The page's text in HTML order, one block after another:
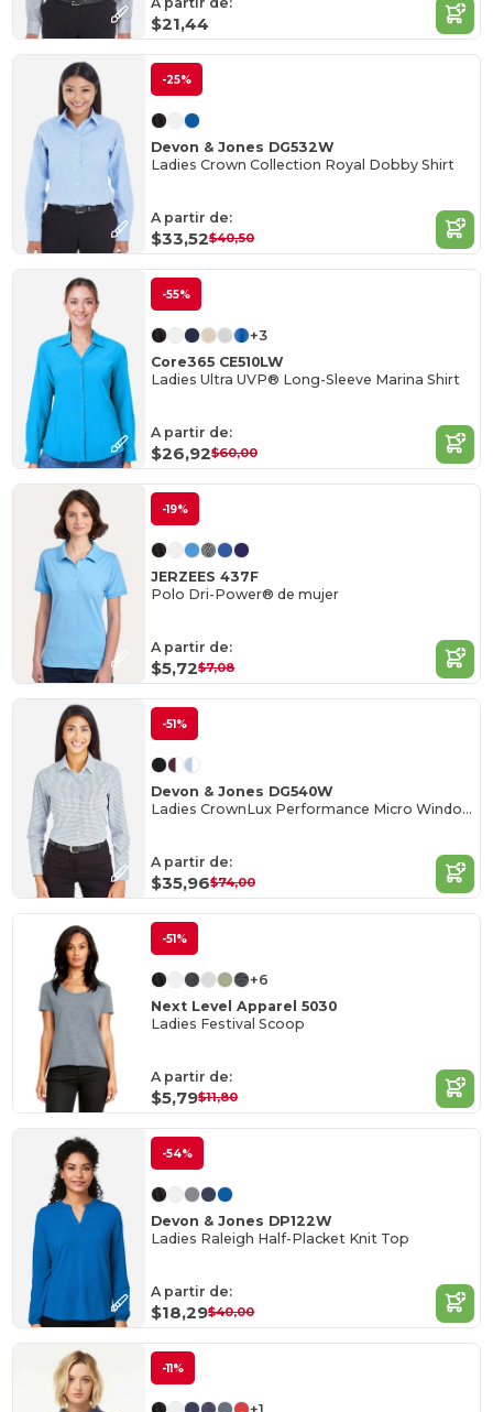
$21,44
-25%
Devon & Jones DG532W
Ladies Crown Collection Royal Dobby Shirt
A partir de:
$33,52$40,50
-55%
+3
Core365 CE510LW
Ladies Ultra UVP® Long-Sleeve Marina Shirt
A partir de:
$26,92$60,00
-19%
JERZEES 437F
Polo Dri-Power® de mujer
A partir de:
$5,72$7,08
-51%
Devon & Jones DG540W
Ladies CrownLux Performance Micro Windowpane Shirt
A partir de:
$35,96$74,00
-51%
+6
Next Level Apparel 5030
Ladies Festival Scoop
A partir de:
$5,79$11,80
-54%
Devon & Jones DP122W
Ladies Raleigh Half-Placket Knit Top
A partir de:
$18,29$40,00
-11%